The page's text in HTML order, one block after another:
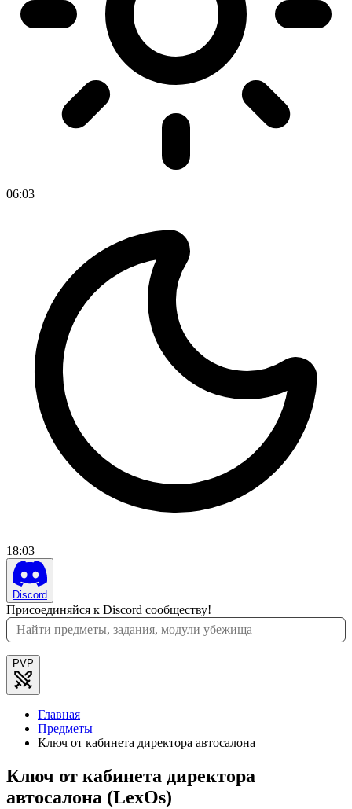
06:03
18:03
Discord
Присоединяйся к Discord сообществу!
PVP
Главная
Предметы
Ключ от кабинета директора автосалона
Ключ от кабинета директора
автосалона (LexOs)